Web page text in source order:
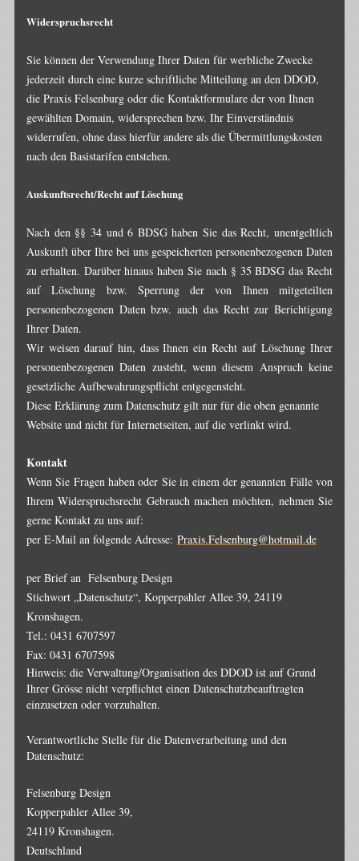
Widerspruchsrecht
Sie können der Verwendung Ihrer Daten für werbliche Zwecke
jederzeit durch eine kurze schriftliche Mitteilung an den DDOD,
die Praxis Felsenburg oder die Kontaktformulare der von Ihnen
gewählten Domain, widersprechen bzw. Ihr Einverständnis
widerrufen, ohne dass hierfür andere als die Übermittlungskosten
nach den Basistarifen entstehen.
Auskunftsrecht/Recht auf Löschung
Nach den §§ 34 und 6 BDSG haben Sie das Recht, unentgeltlich
Auskunft über Ihre bei uns gespeicherten personenbezogenen Daten
zu erhalten. Darüber hinaus haben Sie nach § 35 BDSG das Recht
auf Löschung bzw. Sperrung der von Ihnen mitgeteilten
personenbezogenen Daten bzw. auch das Recht zur Berichtigung
Ihrer Daten.
Wir weisen darauf hin, dass Ihnen ein Recht auf Löschung Ihrer
personenbezogenen Daten zusteht, wenn diesem Anspruch keine
gesetzliche Aufbewahrungspflicht entgegensteht.
Diese Erklärung zum Datenschutz gilt nur für die oben genannte
Website und nicht für Internetseiten, auf die verlinkt wird.
Kontakt
Wenn Sie Fragen haben oder Sie in einem der genannten Fälle von
Ihrem Widerspruchsrecht Gebrauch machen möchten, nehmen Sie
gerne Kontakt zu uns auf:
per E-Mail an folgende Adresse: Praxis.Felsenburg@hotmail.de
per Brief an Felsenburg Design
Stichwort „Datenschutz“, Kopperpahler Allee 39, 24119
Kronshagen.
Tel.: 0431 6707597
Fax: 0431 6707598
Hinweis: die Verwaltung/Organisation des DDOD ist auf Grund
Ihrer Grösse nicht verpflichtet einen Datenschutzbeauftragten
einzusetzen oder vorzuhalten.
Verantwortliche Stelle für die Datenverarbeitung und den
Datenschutz:
Felsenburg Design
Kopperpahler Allee 39,
24119 Kronshagen.
Deutschland